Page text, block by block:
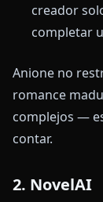
creador
completar
Anione no
romance
complejos —
contar.
2. NovelAI